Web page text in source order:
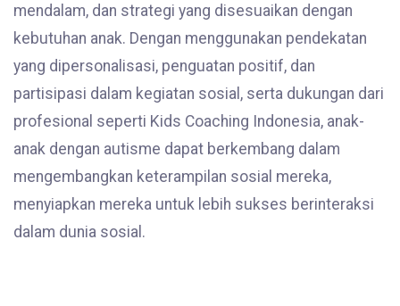
mendalam, dan strategi yang disesuaikan dengan
kebutuhan anak. Dengan menggunakan pendekatan
yang dipersonalisasi, penguatan positif, dan
partisipasi dalam kegiatan sosial, serta dukungan dari
profesional seperti Kids Coaching Indonesia, anak-
anak dengan autisme dapat berkembang dalam
mengembangkan keterampilan sosial mereka,
menyiapkan mereka untuk lebih sukses berinteraksi
dalam dunia sosial.